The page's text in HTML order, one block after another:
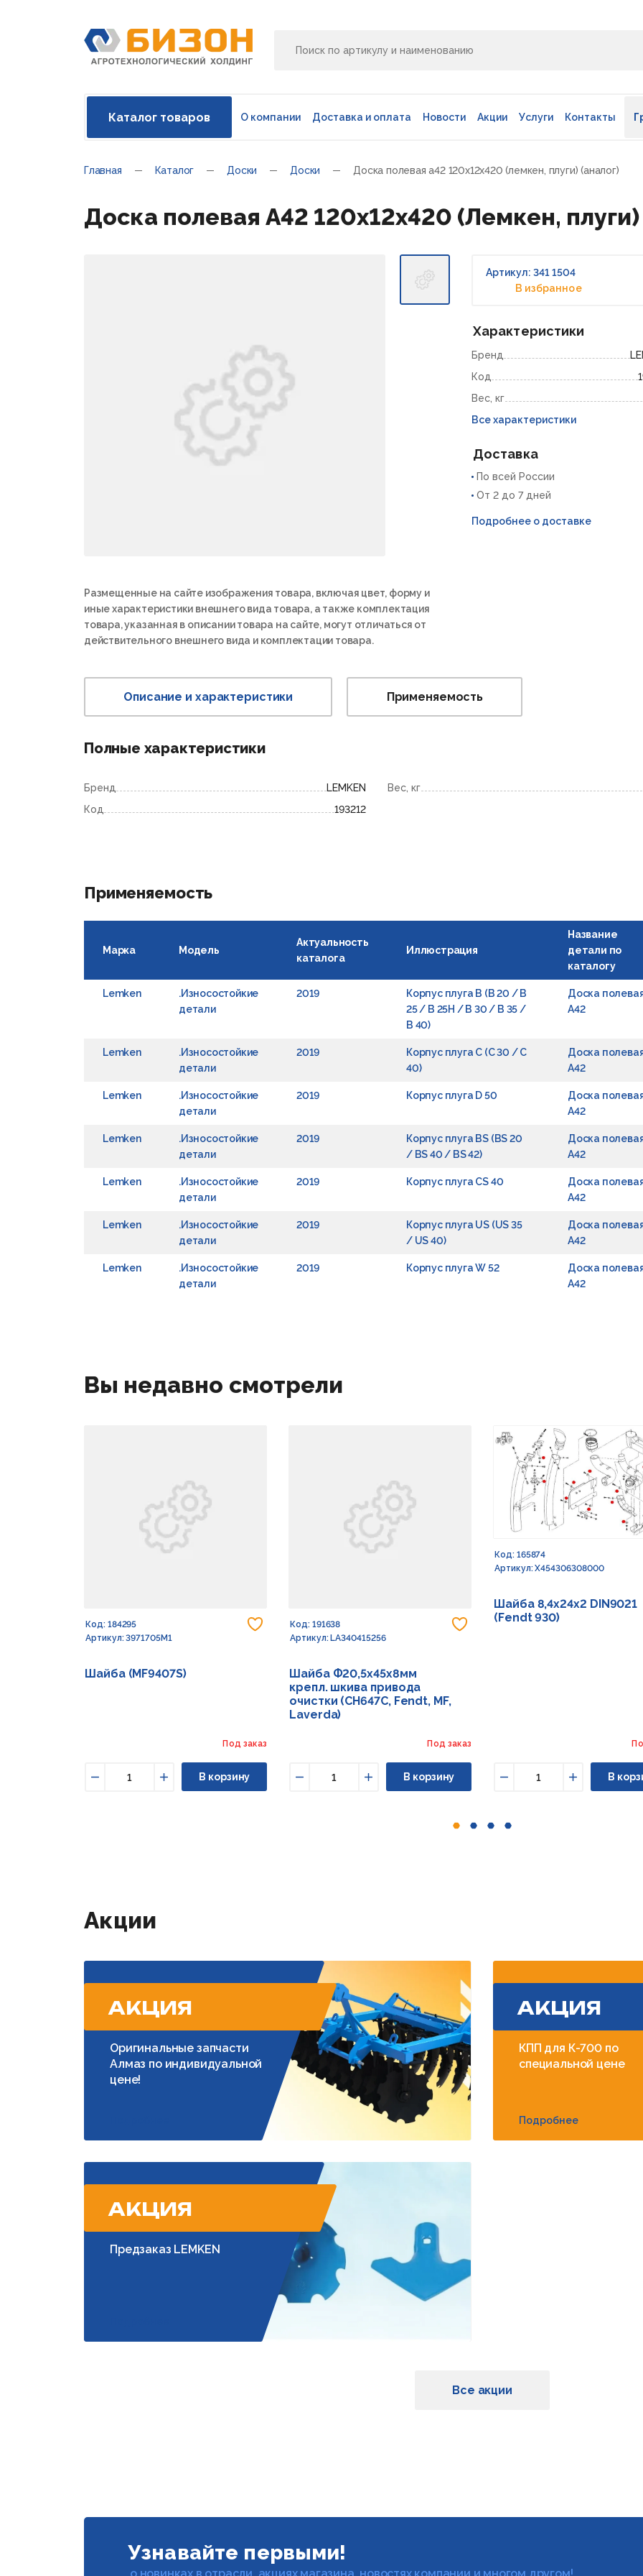
Каталог товаров О компании Доставка и оплата Новости Акции Услуги Контакты
Главная Каталог Доски Доски Доска полевая a42 120х12х420 (лемкен, плуги) (аналог)
Доска полевая A42 120х12х420 (Лемкен, плуги)
Размещенные на сайте изображения товара, включая цвет, форму и
иные характеристики внешнего вида товара, а также комплектация
товара, указанная в описании товара на сайте, могут отличаться от
действительного внешнего вида и комплектации товара.
Артикул: 341 1504
В избранное
Характеристики
Бренд
Код
Вес, кг
Все характеристики
Доставка
По всей России
От 2 до 7 дней
Подробнее о доставке
Описание и характеристики Применяемость
Полные характеристики
Бренд
LEMKEN
Код
193212
Вес, кг
Применяемость
Марка Модель
Актуальность
каталога
Иллюстрация
Название
детали по
каталогу
Lemken
.Износостойкие
детали
2019
Корпус плуга B (B 20 / B
25 / B 25H / B 30 / B 35 /
B 40)
Доска
A42
Lemken
.Износостойкие
детали
2019
Корпус плуга C (C 30 / C
40)
Доска
A42
Lemken
.Износостойкие
детали
2019 Корпус плуга D 50
Доска
A42
Lemken
.Износостойкие
детали
2019
Корпус плуга BS (BS 20
/ BS 40 / BS 42)
Доска
A42
Lemken
.Износостойкие
детали
2019 Корпус плуга CS 40
Доска
A42
Lemken
.Износостойкие
детали
2019
Корпус плуга US (US 35
/ US 40)
Доска
A42
Lemken
.Износостойкие
детали
2019 Корпус плуга W 52
Доска
A42
Вы недавно смотрели
Добавить в избранное
Код: 184295
Артикул: 3971705M1
Шайба (MF9407S)
Под заказ
Увеличить
В корзину
Добавить в избранное
Код: 191638
Артикул: LA340415256
Шайба Ф20,5х45х8мм
крепл. шкива привода
очистки (CH647C, Fendt, MF,
Laverda)
Под заказ
Увеличить
В корзину
Код: 165874
Артикул: X454306308000
Шайба 8,4х24х2 DIN9021
(Fendt 930)
Увеличить
В
Акции
АКЦИЯ
Оригинальные запчасти
Алмаз по индивидуальной
цене!
АКЦИЯ
КПП для К-700 по
специальной цене
Подробнее
АКЦИЯ
Предзаказ LEMKEN
Все акции
Узнавайте первыми!